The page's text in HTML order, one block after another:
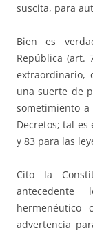
suscita, para
Bien es
República (art.
extraordinario,
una suerte de
sometimiento
Decretos; tal es
y 83 para las
Cito la
advertencia